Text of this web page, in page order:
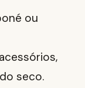
ou
seco.